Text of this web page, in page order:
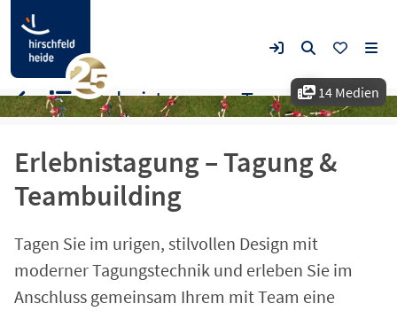
14 Medien
Erlebnistagung – Tagung &
Teambuilding
Tagen Sie im urigen, stilvollen Design mit
moderner Tagungstechnik und erleben Sie im
Anschluss gemeinsam Ihrem mit Team eine
Erlebnistagung – Tagung & Teambuilding